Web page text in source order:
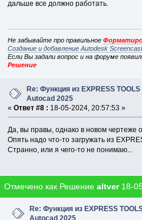
дальше все должно работать.
Не забывайте про правильное
Создание и добавление Autodesk
Если Вы задали вопрос и на форуме
Решение
Re: Функция из EXPRESS TOOLS
Autocad 2025
« Ответ #8 : 18-05-2024, 20:57:53 »
Да, вы правы, однако в новом чертеже
Опять надо что-то загружать из
Странно, или я чего-то не понимаю...
Отмечено как Решение altver18-
Re: Функция из EXPRESS
Autocad 2025